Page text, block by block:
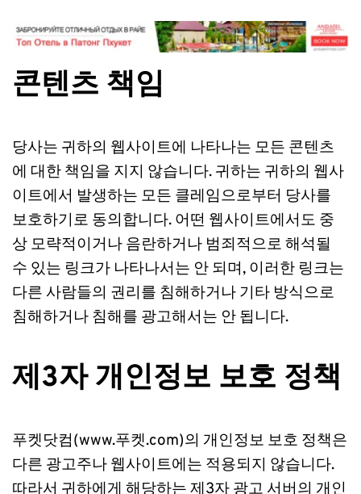
콘텐츠 책임
당사는 귀하의 웹사이트에 나타나는 모든 콘텐츠
에 대한 책임을 지지 않습니다. 귀하는 귀하의 웹사
이트에서 발생하는 모든 클레임으로부터 당사를
보호하기로 동의합니다. 어떤 웹사이트에서도 중
상 모략적이거나 음란하거나 범죄적으로 해석될
수 있는 링크가 나타나서는 안 되며, 이러한 링크는
다른 사람들의 권리를 침해하거나 기타 방식으로
침해하거나 침해를 광고해서는 안 됩니다.
제3자 개인정보 보호 정책
푸켓닷컴(www.푸켓.com)의 개인정보 보호 정책은
다른 광고주나 웹사이트에는 적용되지 않습니다.
따라서 귀하에게 해당하는 제3자 광고 서버의 개인